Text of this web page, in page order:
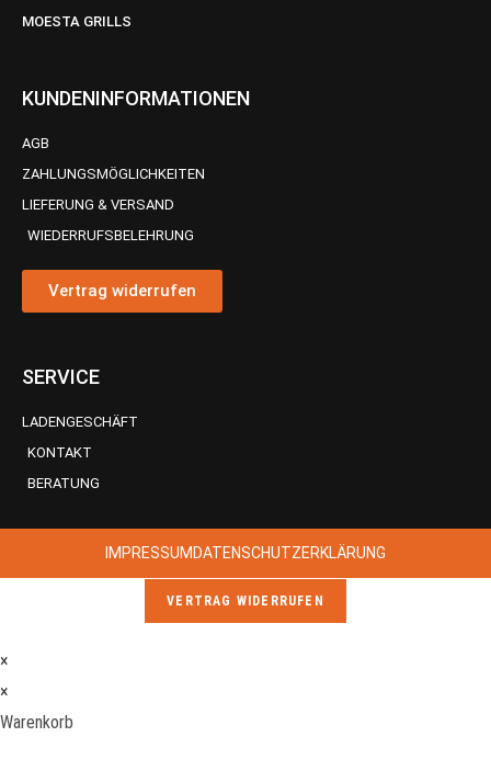
MOESTA GRILLS
KUNDENINFORMATIONEN
AGB
ZAHLUNGSMÖGLICHKEITEN
LIEFERUNG & VERSAND
WIEDERRUFSBELEHRUNG
Vertrag widerrufen
SERVICE
LADENGESCHÄFT
KONTAKT
BERATUNG
IMPRESSUM DATENSCHUTZERKLÄRUNG
VERTRAG WIDERRUFEN
×
×
Warenkorb